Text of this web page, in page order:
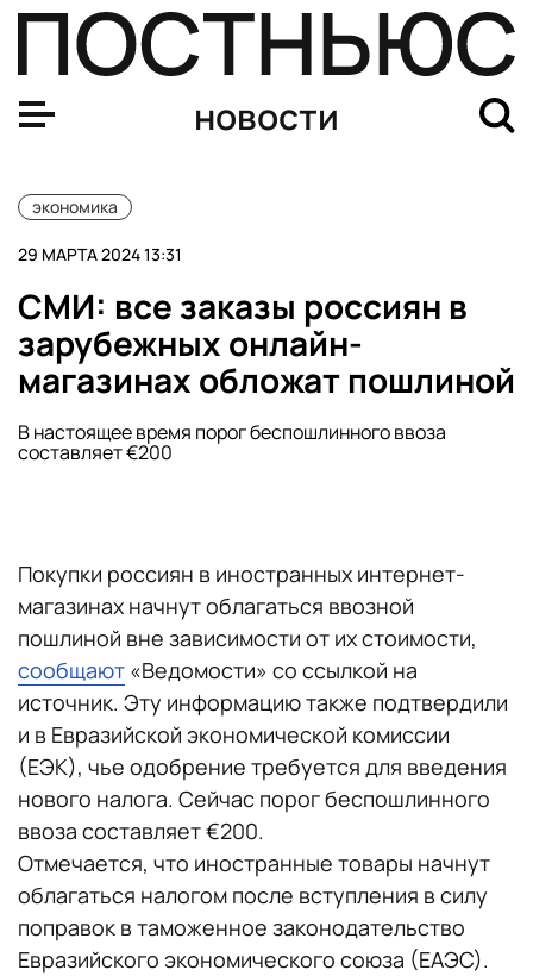
новости
экономика
29 МАРТА 2024 13:31
СМИ: все заказы россиян в
зарубежных онлайн-
магазинах обложат пошлиной
В настоящее время порог беспошлинного ввоза
составляет €200
Покупки россиян в иностранных интернет-
магазинах начнут облагаться ввозной
пошлиной вне зависимости от их стоимости,
сообщают «Ведомости» со ссылкой на
источник. Эту информацию также подтвердили
и в Евразийской экономической комиссии
(ЕЭК), чье одобрение требуется для введения
нового налога. Сейчас порог беспошлинного
ввоза составляет €200.
Отмечается, что иностранные товары начнут
облагаться налогом после вступления в силу
поправок в таможенное законодательство
Евразийского экономического союза (ЕАЭС).
ФАС возбудила дело против S7 из-за цен на билеты